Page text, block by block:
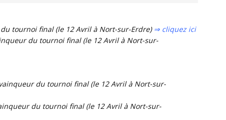
tournoi final (le 12 Avril à Nort-sur-Erdre) ⇒ cliquez ici
du tournoi final (le 12 Avril à Nort-sur-
vainqueur du tournoi final (le 12 Avril à Nort-sur-
du tournoi final (le 12 Avril à Nort-sur-